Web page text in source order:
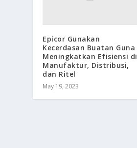
Epicor Gunakan
Kecerdasan Buatan Guna
Meningkatkan Efisiensi di
Manufaktur, Distribusi,
dan Ritel
May 19, 2023